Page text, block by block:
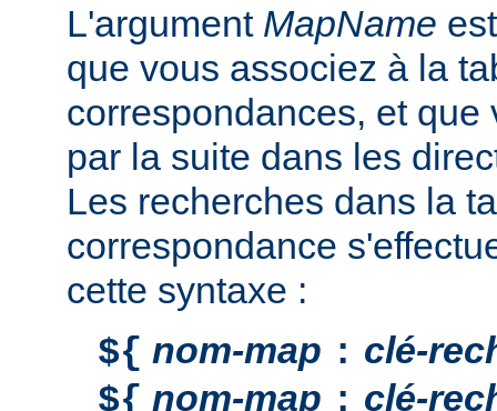
L'argument MapName
que vous associez à la
correspondances, et
par la suite dans les
Les recherches dans la
correspondance
cette syntaxe :
${ nom-map : clé-
${ nom-map : clé-